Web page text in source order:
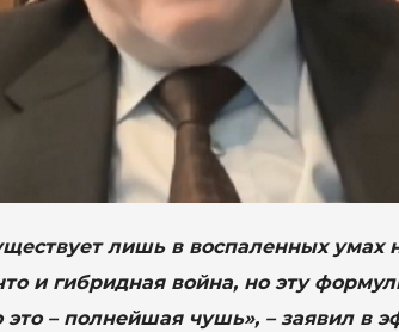
лишь в воспаленных умах
и гибридная война, но эту
это – полнейшая чушь», – заявил в